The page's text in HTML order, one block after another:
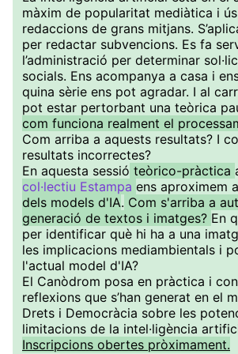
màxim de popularitat mediàtica i
redaccions de grans mitjans.
per redactar subvencions. Es fa
l’administració per determinar
socials. Ens acompanya a casa i
quina sèrie ens pot agradar. I al
pot estar pertorbant una teòrica
com funciona realment el
Com arriba a aquests resultats? I
resultats incorrectes?
En aquesta sessió teòrico-pràctica
col·lectiu Estampa ens aproximem
dels models d'IA. Com s'arriba a
generació de textos i imatges? En
per identificar què hi ha a una
les implicacions mediambientals i
l'actual model d'IA?
El Canòdrom posa en pràctica i
reflexions que s’han generat en el
Drets i Democràcia sobre les
limitacions de la intel·ligència
Inscripcions obertes pròximament.